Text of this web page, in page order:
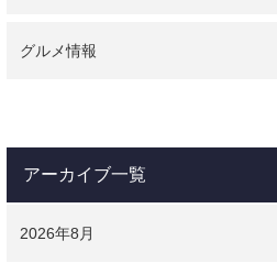
グルメ情報
アーカイブ一覧
2026年8月